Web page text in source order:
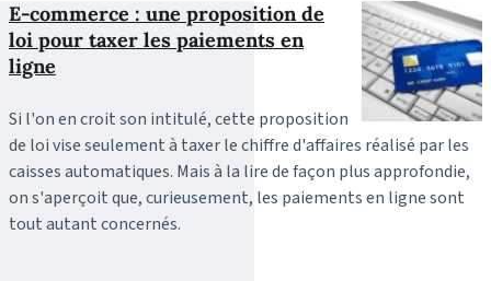
E-commerce : une proposition de
loi pour taxer les paiements en
ligne
Si l'on en croit son intitulé, cette proposition
de loi vise seulement à taxer le chiffre d'affaires réalisé par les
caisses automatiques. Mais à la lire de façon plus approfondie,
on s'aperçoit que, curieusement, les paiements en ligne sont
tout autant concernés.